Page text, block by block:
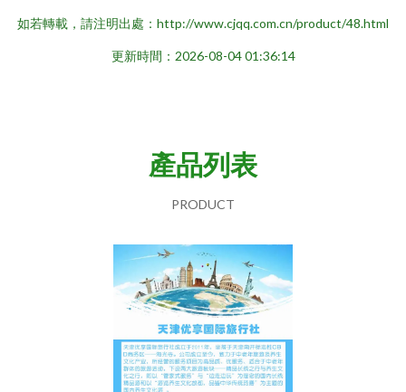
如若轉載，請注明出處：http://www.cjqq.com.cn/product/48.html
更新時間：2026-08-04 01:36:14
產品列表
PRODUCT